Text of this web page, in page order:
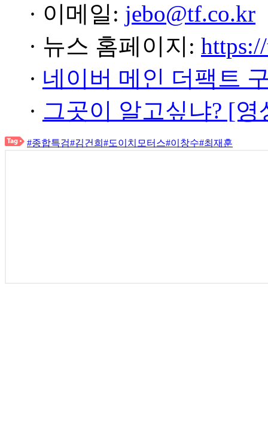
· 이메일: jebo@tf.co.kr
· 뉴스 홈페이지:
· 네이버 메인 더팩트
· 그곳이 알고싶냐? [
#종합특검#김건희 #도이치모터스#이창수#최재훈